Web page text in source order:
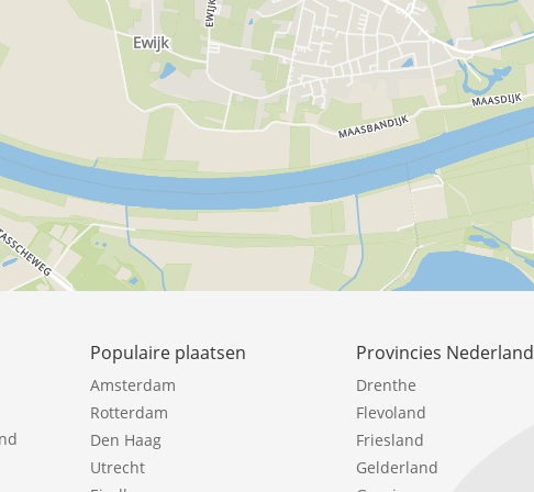
Populaire plaatsen
Amsterdam
Rotterdam
Den Haag
Utrecht
Provincies Nederland
Drenthe
Flevoland
Friesland
Gelderland